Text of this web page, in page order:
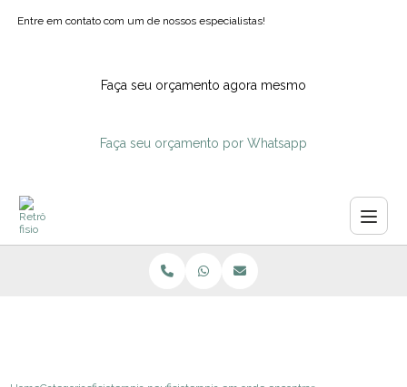
Entre em contato com um de nossos especialistas!
Faça seu orçamento agora mesmo
Faça seu orçamento por Whatsapp